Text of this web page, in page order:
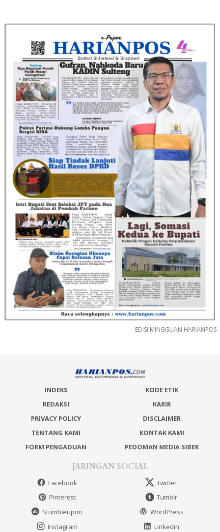
EDISI MINGGUAN HARIANPOS
INDEKS
KODE ETIK
REDAKSI
KARIR
PRIVACY POLICY
DISCLAIMER
TENTANG KAMI
KONTAK KAMI
FORM PENGADUAN
PEDOMAN MEDIA SIBER
JARINGAN SOCIAL
Facebook
Twitter
Pinterest
Tumblr
Stumbleupon
WordPress
Instagram
Linkedin